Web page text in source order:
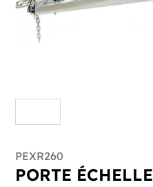
PEXR260
PORTE ÉCHELLE